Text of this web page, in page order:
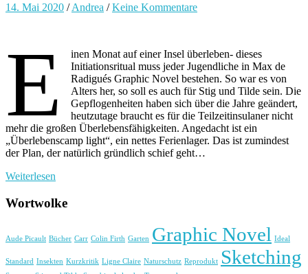
14. Mai 2020 /Andrea /Keine Kommentare
E
inen Monat auf einer Insel überleben- dieses
Initiationsritual muss jeder Jugendliche in Max de
Radigués Graphic Novel bestehen. So war es von
Alters her, so soll es auch für Stig und Tilde sein. Die
Gepflogenheiten haben sich über die Jahre geändert,
heutzutage braucht es für die Teilzeitinsulaner nicht
mehr die großen Überlebensfähigkeiten. Angedacht ist ein
„Überlebenscamp light“, ein nettes Ferienlager. Das ist zumindest
der Plan, der natürlich gründlich schief geht…
Weiterlesen
Wortwolke
Aude Picault Bücher Carr Colin Firth Garten Graphic Novel Ideal
Standard Insekten Kurzkritik Ligne Claire Naturschutz Reprodukt Sketching